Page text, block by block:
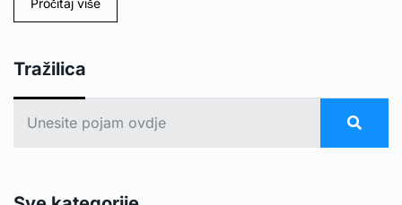
Pročitaj više
Tražilica